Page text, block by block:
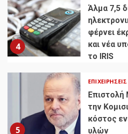
4
Άλμα 7,5
φέρνει
και νέα
το IRIS
5
ΕΠΙΧΕΙΡΉΣΕΙΣ
Επιστολή
την
κόστος
υλών